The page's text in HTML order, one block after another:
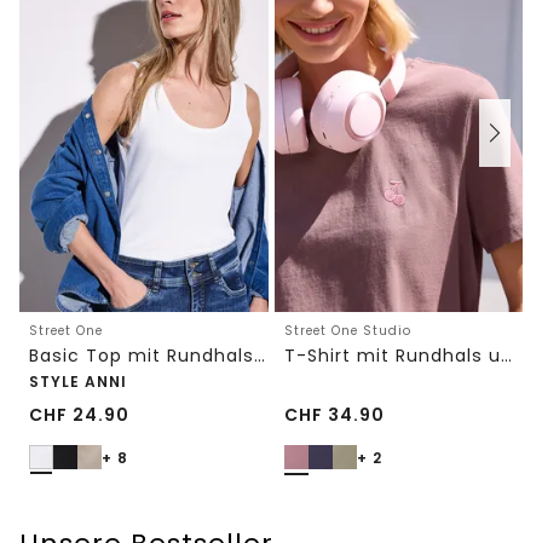
Street One
Basic Top mit Rundhals in Unifarbe
STYLE ANNI
CHF 24.90
+ 8
Street One Studio
T-Shirt mit Rundhals und Embroidery-Detail
CHF 34.90
+ 2